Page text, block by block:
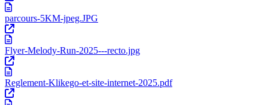
parcours-5KM-jpeg.JPG
Flyer-Melody-Run-2025---recto.jpg
Reglement-Klikego-et-site-internet-2025.pdf